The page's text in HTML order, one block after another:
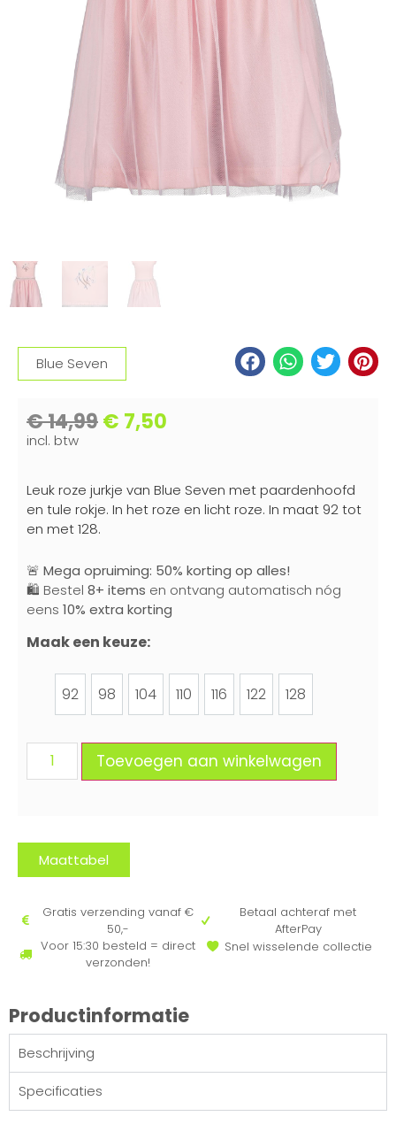
Blue Seven
€14,99€ 7,50
incl. btw
Leuk roze jurkje van Blue Seven met paardenhoofd
en tule rokje. In het roze en licht roze. In maat 92 tot
en met 128.
🚨 Mega opruiming: 50% korting op alles!
🛍️ Bestel 8+ items en ontvang automatisch nóg
eens 10% extra korting
Maak een keuze:
92
92
98
98
104
104
110
110
116
116
122
122
128
128
Toevoegen aan winkelwagen
Maattabel
Gratis verzending vanaf €
50,-
Voor 15:30 besteld = direct
verzonden!
Betaal achteraf met
AfterPay
Snel wisselende collectie
Productinformatie
Beschrijving
Specificaties